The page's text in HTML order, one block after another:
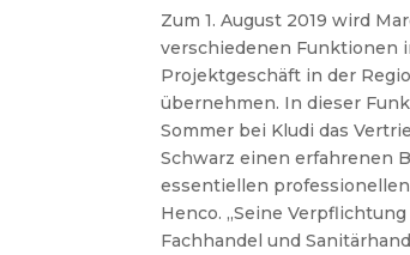
Zum 1. August 2019 wird
verschiedenen Funktionen
Projektgeschäft in der
übernehmen. In dieser
Sommer bei Kludi das
Schwarz einen erfahrenen
essentiellen
Henco. „Seine
Fachhandel und